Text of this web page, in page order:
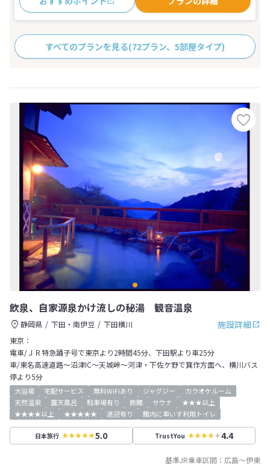
すべてのプランを見る(72プラン、5部屋タイプ)
飲泉、自家源泉かけ流しの秘湯 観音温泉
施設詳細
静岡県 下田・南伊豆
下田横川
東京：
電車/ＪＲ特急踊子号で東京より2時間45分、下田駅より車25分
車/東名高速道路～沼津IC～天城峠～河津・下佐ケ野で箕作方面へ、横川バス
停より5分
大浴場 宅配サービス 無料WiFiあり ジャグジー
カラオケルーム
天然温泉
露天風呂 駐車場有り 旅館 サウナ
★★★以上
★★★★以上
★★★★★ 送迎有り 館内に車いす利用トイレ
日本旅行 5.0 TrustYou 4.4
基準JR乗車区間： 広島～伊東